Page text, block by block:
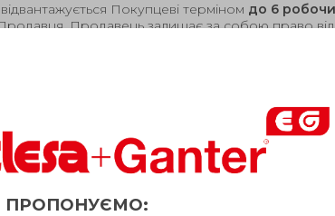
Покупцеві терміном до 6
Продавець залишає за собою право
оцинковка/вороніння
ПРОПОНУЄМО: